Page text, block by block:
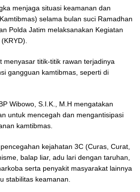
menjaga situasi keamanan dan
selama bulan suci Ramadhan
Polda Jatim melaksanakan Kegiatan
menyasar titik-titik rawan terjadinya
gangguan kamtibmas, seperti di
Wibowo, S.I.K., M.H mengatakan
untuk mencegah dan mengantisipasi
kamtibmas.
kejahatan 3C (Curas, Curat,
balap liar, adu lari dengan taruhan,
serta penyakit masyarakat lainnya
stabilitas keamanan.